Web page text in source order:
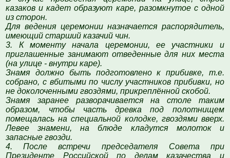
казаков и кадет образуют каре, разомкнутое с одной
из сторон.
Для ведения церемонии назначается распорядитель,
имеющий старший казачий чин.
3. К моменту начала церемонии, ее участники и
приглашенные занимают отведенные для них места
(на улице - внутри каре).
Знамя должно быть подготовлено к прибивке, т.е.
собрано, с вбитыми по числу участников прибивки, но
не доколоченными гвоздями, прикреплённой скобой.
Знамя заранее разворачивается на столе таким
образом, чтобы часть древка под полотнищем
помещалась на специальной колодке, гвоздями вверх.
Левее знамени, на блюде кладутся молоток и
запасные гвозди.
4. После встречи председателя Совета при
Президенте Российской по делам казачества и